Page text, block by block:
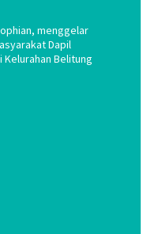
menggelar
Dapil
Belitung